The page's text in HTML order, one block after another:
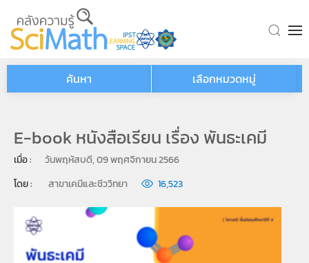
Skip to main content
ค้นหา เลือกหมวดหมู่
E-book หนังสือเรียน เรื่อง พันธะเคมี
เมื่อ :
วันพฤหัสบดี, 09 พฤศจิกายน 2566
โดย :
สาขาเคมีและชีววิทยา 16,523